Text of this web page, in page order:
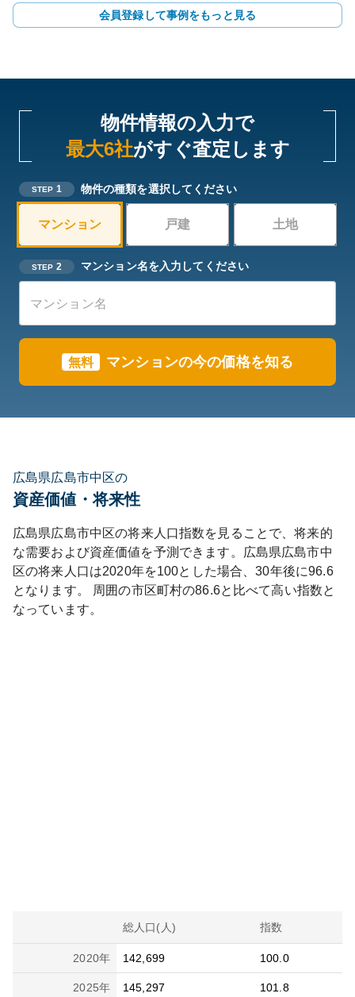
会員登録して事例をもっと見る
物件情報の入力で
最大6社がすぐ査定します
STEP 1 物件の種類を選択してください
マンション 戸建 土地
STEP 2 マンション名を入力してください
無料 マンションの今の価格を知る
広島県広島市中区の
資産価値・将来性
広島県広島市中区の将来人口指数を見ることで、将来的
な需要および資産価値を予測できます。
広島県広島市中
区の将来人口は2020年を100とした場合、30年後に96.6
となります。
周囲の市区町村の86.6と比べて高い指数と
なっています。
総人口(人) 指数
2020年 142,699 100.0
2025年 145,297 101.8